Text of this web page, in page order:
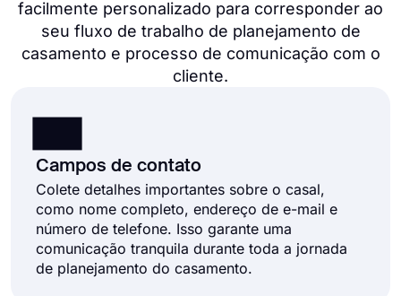
facilmente personalizado para corresponder ao
seu fluxo de trabalho de planejamento de
casamento e processo de comunicação com o
cliente.
Campos de contato
Colete detalhes importantes sobre o casal,
como nome completo, endereço de e-mail e
número de telefone. Isso garante uma
comunicação tranquila durante toda a jornada
de planejamento do casamento.